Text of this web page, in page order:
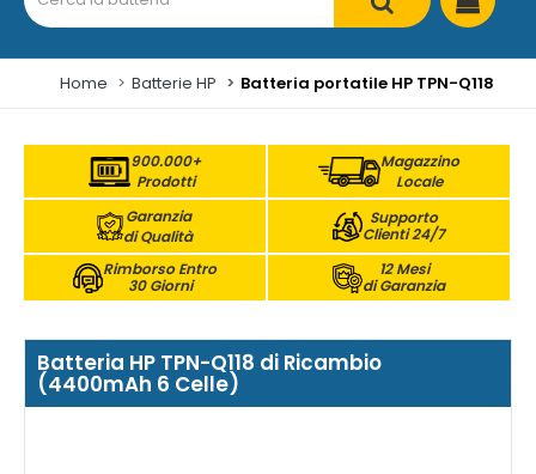
Home Batterie HP Batteria portatile HP TPN-Q118
900.000+
Prodotti
Magazzino
Locale
Garanzia
di Qualità
Supporto
Clienti 24/7
Rimborso Entro
30 Giorni
12 Mesi
di Garanzia
Batteria HP TPN-Q118 di Ricambio
(4400mAh 6 Celle)